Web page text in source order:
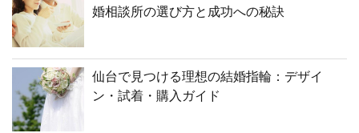
婚相談所の選び方と成功への秘訣
仙台で見つける理想の結婚指輪：デザイ
ン・試着・購入ガイド